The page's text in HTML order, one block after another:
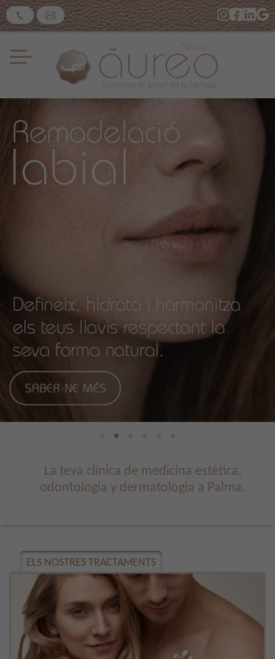
La teva clínica de medicina estètica,
odontologia y dermatologia a Palma.
ELS NOSTRES TRACTAMENTS